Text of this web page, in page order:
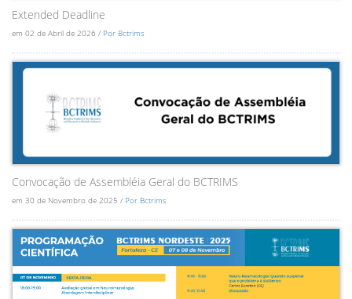
Extended Deadline
em 02 de Abril de 2026 / Por Bctrims
Convocação de Assembléia Geral do BCTRIMS
em 30 de Novembro de 2025 / Por Bctrims